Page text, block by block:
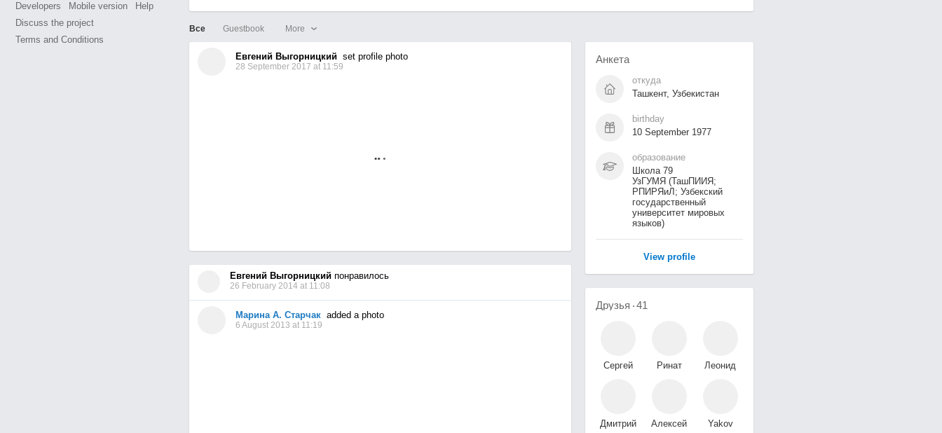
Developers
Mobile version
Help
Discuss the project
Terms and Conditions
Все Guestbook More
Евгений Выгорницкийset profile photo
28 September 2017 at 11:59
Евгений Выгорницкийпонравилось
26 February 2014 at 11:08
Марина А. Старчакadded a photo
6 August 2013 at 11:19
Анкета
откуда
Ташкент, Узбекистан
birthday
10 September 1977
образование
Школа 79
УзГУМЯ (ТашПИИЯ;
РПИРЯиЛ; Узбекский
государственный
университет мировых
языков)
View profile
Друзья 41
Сергей
Ринат
Леонид
Дмитрий
Алексей
Yakov